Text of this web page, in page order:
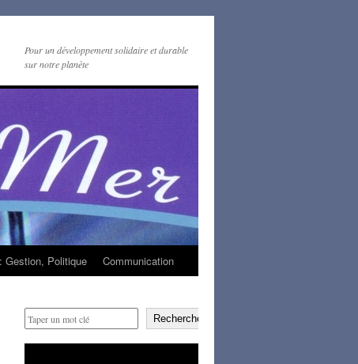
Pour un développement solidaire et durable
sur notre planète
Gestion, Politique Communication
Rechercher